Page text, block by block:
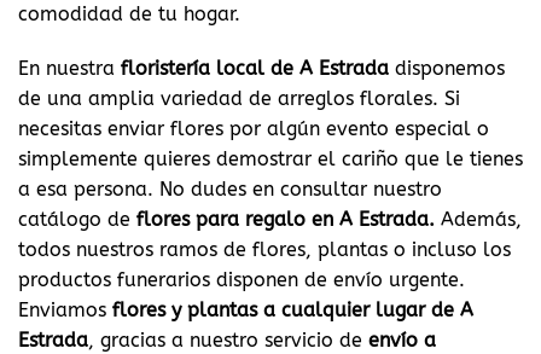
comodidad de tu hogar.
En nuestra floristería local de A Estrada disponemos
de una amplia variedad de arreglos florales. Si
necesitas enviar flores por algún evento especial o
simplemente quieres demostrar el cariño que le tienes
a esa persona. No dudes en consultar nuestro
catálogo de flores para regalo en A Estrada. Además,
todos nuestros ramos de flores, plantas o incluso los
productos funerarios disponen de envío urgente.
Enviamos flores y plantas a cualquier lugar de A
Estrada, gracias a nuestro servicio de envío a